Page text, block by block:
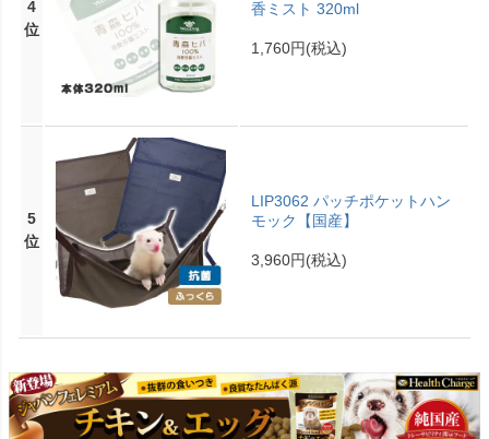
4
位
香ミスト 320ml
1,760円(税込)
5
位
LIP3062 パッチポケットハン
モック【国産】
3,960円(税込)